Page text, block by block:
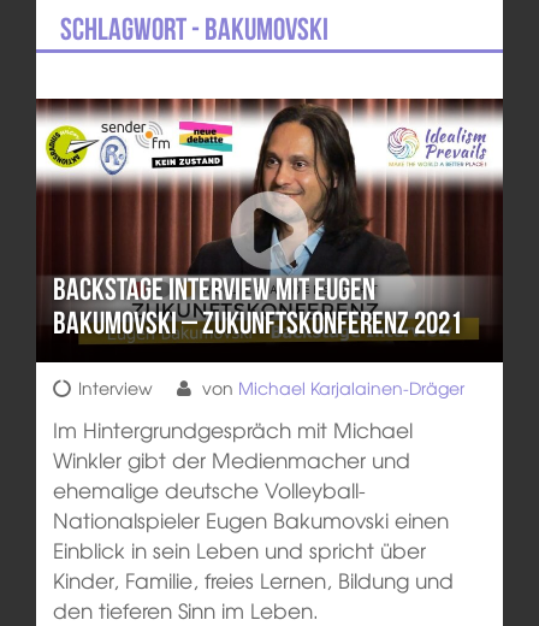
Schlagwort - Bakumovski
Backstage Interview mit Eugen
Bakumovski – Zukunftskonferenz 2021
Interview von Michael Karjalainen-Dräger
Im Hintergrundgespräch mit Michael
Winkler gibt der Medienmacher und
ehemalige deutsche Volleyball-
Nationalspieler Eugen Bakumovski einen
Einblick in sein Leben und spricht über
Kinder, Familie, freies Lernen, Bildung und
den tieferen Sinn im Leben.